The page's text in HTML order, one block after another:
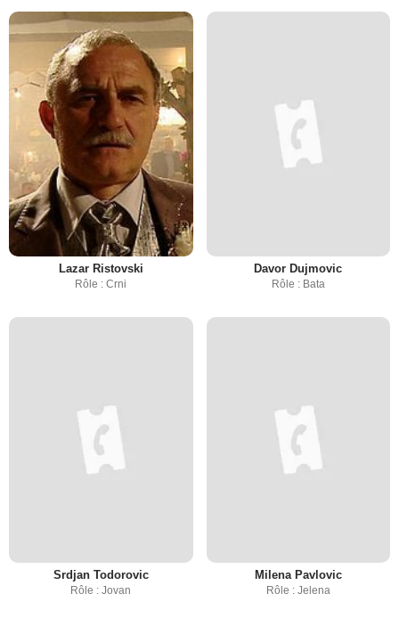
Lazar Ristovski
Rôle : Crni
Davor Dujmovic
Rôle : Bata
Srdjan Todorovic
Rôle : Jovan
Milena Pavlovic
Rôle : Jelena